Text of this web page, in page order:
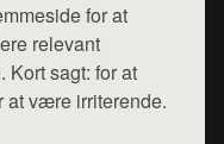
for at
relevant
Kort sagt: for at
at være irriterende.
hej@want.dk
og privatlivspolitik